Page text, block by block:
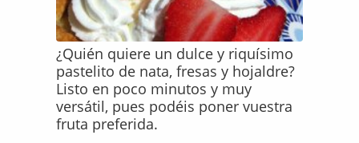
¿Quién quiere un dulce y riquísimo
pastelito de nata, fresas y hojaldre?
Listo en poco minutos y muy
versátil, pues podéis poner vuestra
fruta preferida.